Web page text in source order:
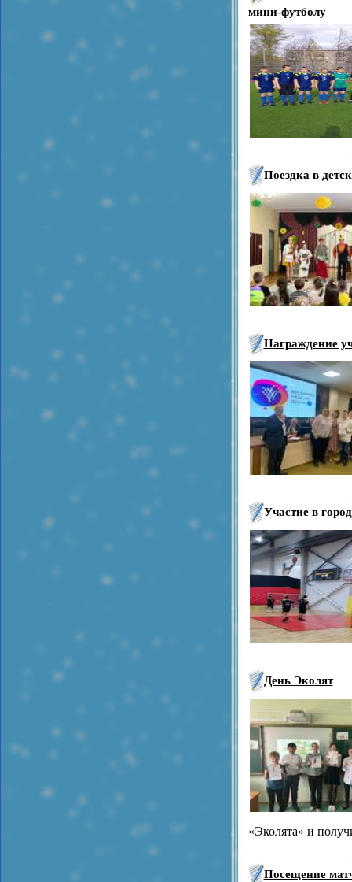
мини-футболу
Поездка в
Награждение
Участие в
День Эколят
«Эколята» и
Посещение